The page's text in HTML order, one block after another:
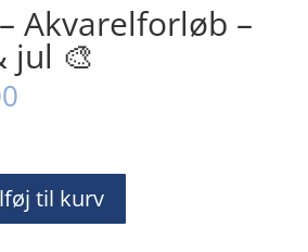
Akvarelforløb –
jul 🎨
til kurv